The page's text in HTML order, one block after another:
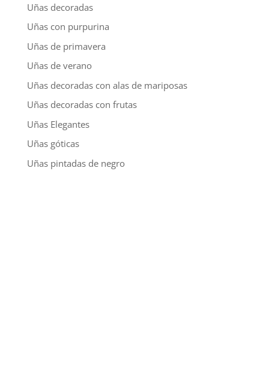
Uñas decoradas
Uñas con purpurina
Uñas de primavera
Uñas de verano
Uñas decoradas con alas de mariposas
Uñas decoradas con frutas
Uñas Elegantes
Uñas góticas
Uñas pintadas de negro